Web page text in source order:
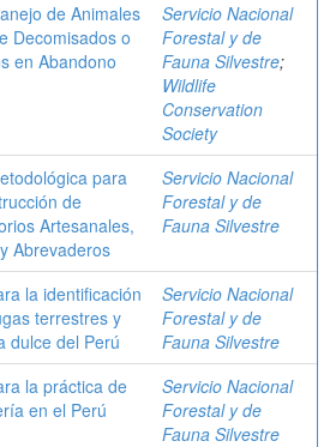
de Animales
Decomisados o
en Abandono
Servicio Nacional
Forestal y de
Fauna Silvestre;
Wildlife
Conservation
Society
para
de
Artesanales,
Abrevaderos
Servicio Nacional
Forestal y de
Fauna Silvestre
la identificación
terrestres y
dulce del Perú
Servicio Nacional
Forestal y de
Fauna Silvestre
la práctica de
en el Perú
Servicio Nacional
Forestal y de
Fauna Silvestre